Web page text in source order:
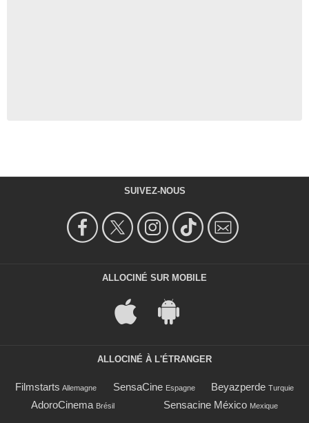
SUIVEZ-NOUS
ALLOCINÉ SUR MOBILE
ALLOCINÉ À L'ÉTRANGER
Filmstarts Allemagne SensaCine Espagne Beyazperde Turquie
AdoroCinema Brésil Sensacine México Mexique